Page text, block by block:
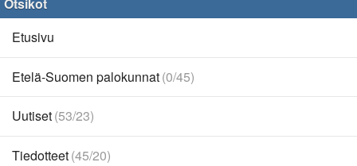
Etusivu
Etelä-Suomen palokunnat(0/45)
Uutiset(53/23)
Tiedotteet(45/20)